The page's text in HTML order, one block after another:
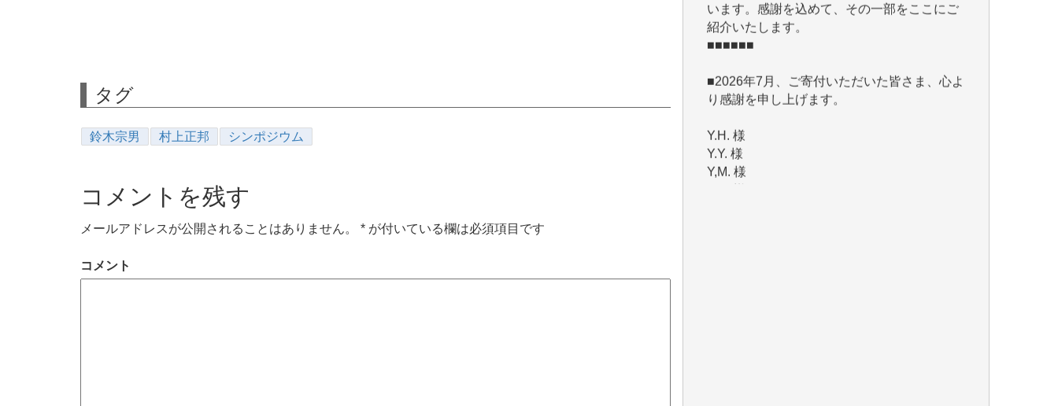
タグ
鈴木宗男 村上正邦 シンポジウム
コメントを残す
メールアドレスが公開されることはありません。 * が付いている欄は必須項目です
コメント
■■■■■■
■2026年7月、ご寄付いただいた皆さま、心よ
Y.H. 様
Y,M. 様
T.M. 様
マツモト ヤスアキ 様